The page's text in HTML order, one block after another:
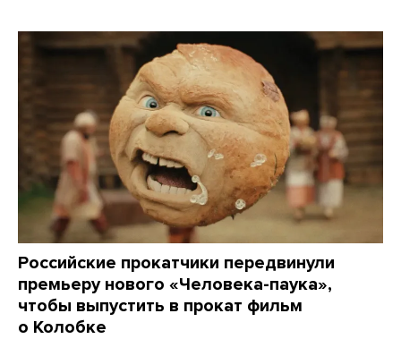
Российские прокатчики передвинули
премьеру нового «Человека-паука»,
чтобы выпустить в прокат фильм
о Колобке